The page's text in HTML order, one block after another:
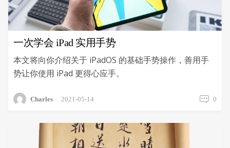
一次学会 iPad 实用手势
本文将向你介绍关于 iPadOS 的基础手势操作，善用手
势让你使用 iPad 更得心应手。
Charles 2021-05-14 0